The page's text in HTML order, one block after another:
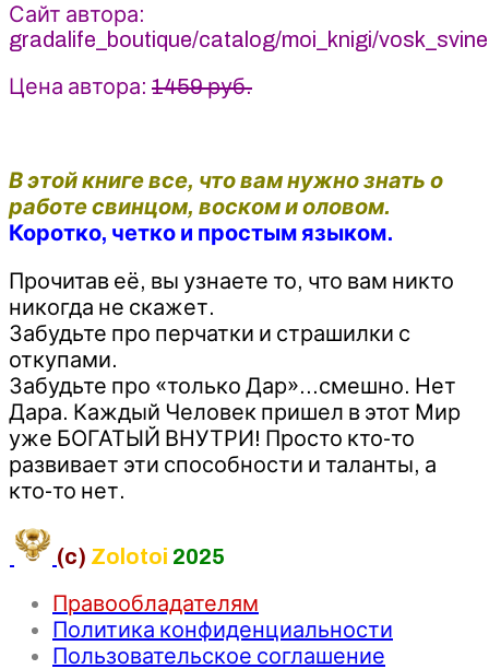
Сайт автора:
gradalife_boutique/catalog/moi_knigi/
Цена автора: 1459 руб.
В этой книге все, что вам нужно знать о
работе свинцом, воском и оловом.
Коротко, четко и простым языком.
Прочитав её, вы узнаете то, что вам никто
никогда не скажет.
Забудьте про перчатки и страшилки с
откупами.
Забудьте про «только Дар»…смешно. Нет
Дара. Каждый Человек пришел в этот Мир
уже БОГАТЫЙ ВНУТРИ! Просто кто-то
развивает эти способности и таланты, а
кто-то нет.
(c) Zolotoi 2025
Правообладателям
Политика конфиденциальности
Пользовательское соглашение